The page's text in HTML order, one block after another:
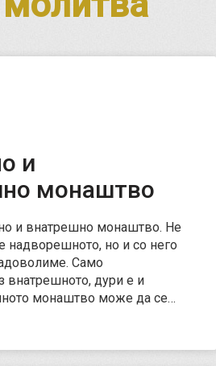
и
монаштво
и внатрешно монаштво. Не
надворешното, но и со него
Само
внатрешното, дури е и
монаштво може да се…